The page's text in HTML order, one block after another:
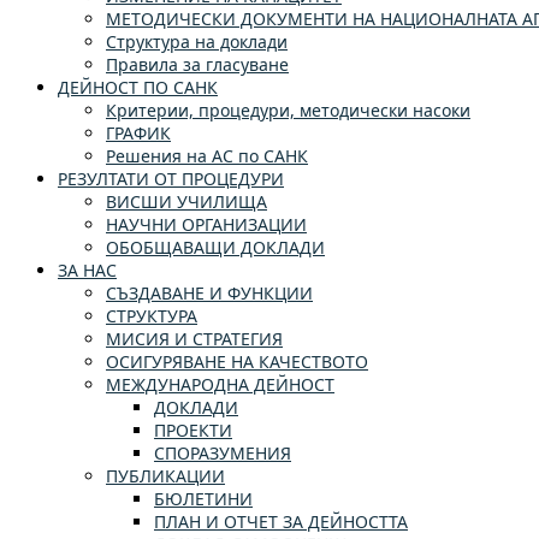
МЕТОДИЧЕСКИ ДОКУМЕНТИ НА НАЦИОНАЛНАТА
Структура на доклади
Правила за гласуване
ДЕЙНОСТ ПО САНК
Критерии, процедури, методически насоки
ГРАФИК
Решения на АС по САНК
РЕЗУЛТАТИ ОТ ПРОЦЕДУРИ
ВИСШИ УЧИЛИЩА
НАУЧНИ ОРГАНИЗАЦИИ
ОБОБЩАВАЩИ ДОКЛАДИ
ЗА НАС
СЪЗДАВАНЕ И ФУНКЦИИ
СТРУКТУРА
МИСИЯ И СТРАТЕГИЯ
ОСИГУРЯВАНЕ НА КАЧЕСТВОТО
МЕЖДУНАРОДНА ДЕЙНОСТ
ДОКЛАДИ
ПРОЕКТИ
СПОРАЗУМЕНИЯ
ПУБЛИКАЦИИ
БЮЛЕТИНИ
ПЛАН И ОТЧЕТ ЗА ДЕЙНОСТТА